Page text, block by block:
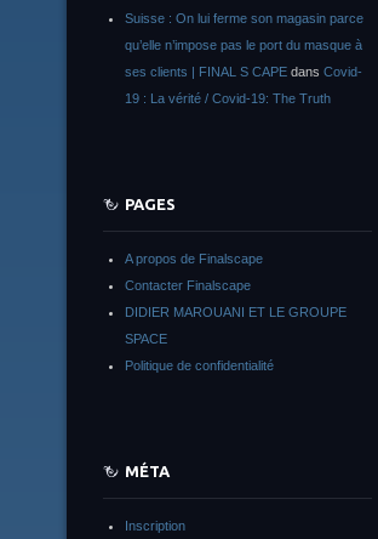
Suisse : On lui ferme son magasin parce
qu’elle n’impose pas le port du masque à
ses clients | FINAL S CAPE dans Covid-
19 : La vérité / Covid-19: The Truth
PAGES
A propos de Finalscape
Contacter Finalscape
DIDIER MAROUANI ET LE GROUPE
SPACE
Politique de confidentialité
MÉTA
Inscription